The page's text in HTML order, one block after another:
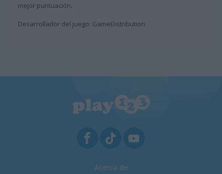
mejor puntuación.
Desarrollador del juego: GameDistribution
Acerca de